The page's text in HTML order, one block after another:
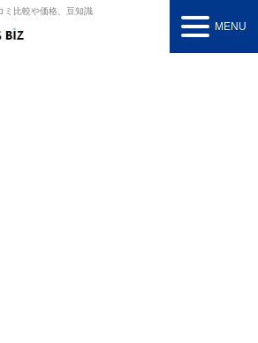
ミ比較や価格、豆知識
MENU